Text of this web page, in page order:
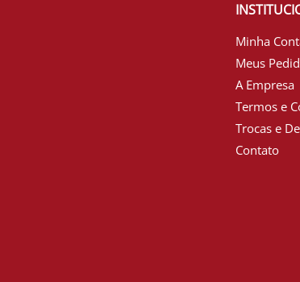
Minha
Meus
A Empresa
Termos e
Trocas e
Contato